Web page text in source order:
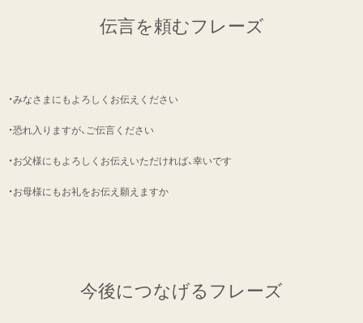
伝言を頼むフレーズ
・みなさまにもよろしくお伝えください
・恐れ入りますが、ご伝言ください
・お父様にもよろしくお伝えいただければ、幸いです
・お母様にもお礼をお伝え願えますか
今後につなげるフレーズ